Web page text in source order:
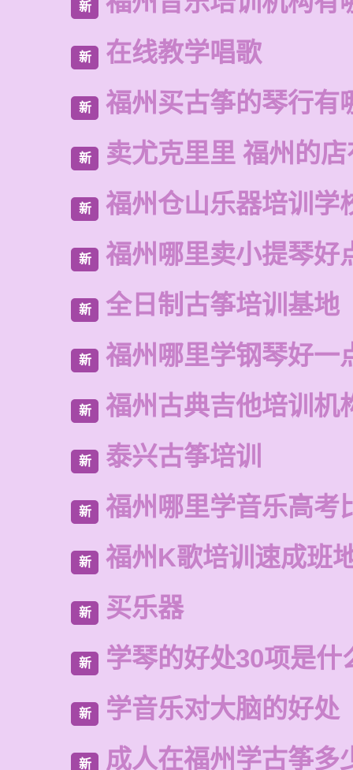
新
新 在线教学唱歌
新 福州买古筝的琴行有
新 卖尤克里里 福州的
新 福州仓山乐器培训学
新 福州哪里卖小提琴好
新 全日制古筝培训基地
新 福州哪里学钢琴好一
新 福州古典吉他培训机
新 泰兴古筝培训
新 福州哪里学音乐高考
新 福州K歌培训速成班
新 买乐器
新 学琴的好处30项是什
新 学音乐对大脑的好处
新 成人在福州学古筝多